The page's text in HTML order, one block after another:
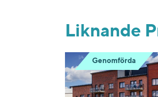
Liknande
Genomförda